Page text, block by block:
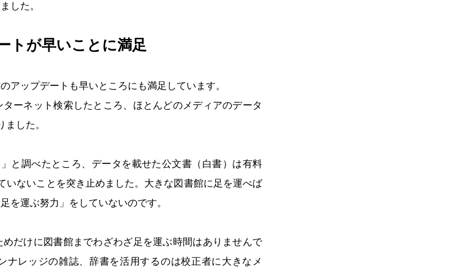
した。
トが早いことに満足
アップデートも早いところにも満足しています。
ーネット検索したところ、ほとんどのメディアのデータ
した。
と調べたところ、データを載せた公文書（白書）は有料
いないことを突き止めました。大きな図書館に足を運べば
を運ぶ努力」をしていないのです。
だけに図書館までわざわざ足を運ぶ時間はありませんで
ナレッジの雑誌、辞書を活用するのは校正者に大きなメ